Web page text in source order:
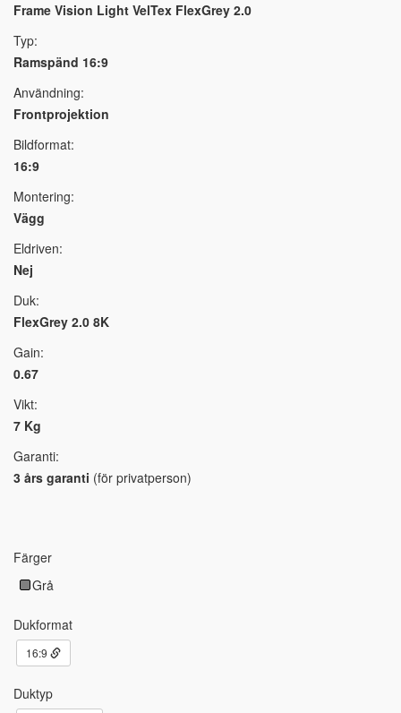
Frame Vision Light VelTex FlexGrey 2.0
Typ:
Ramspänd 16:9
Användning:
Frontprojektion
Bildformat:
16:9
Montering:
Vägg
Eldriven:
Nej
Duk:
FlexGrey 2.0 8K
Gain:
0.67
Vikt:
7 Kg
Garanti:
3 års garanti (för privatperson)
Färger
Grå
Dukformat
16:9
Duktyp